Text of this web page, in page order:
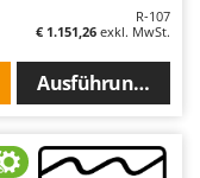
R-107
€ 1.151,26 exkl. MwSt.
Ausführungen(4)